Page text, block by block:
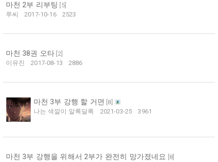
마천 2부 리부팅 5]
루씨
2017-10-16 2523
마천 38권 오타 2]
이유진
2017-08-13 2886
마천 3부 강행 할 거면 8
나는 색깔이 알록달록
2021-03-25 3961
마천 3부 강행을 위해서 2부가 완전히 망가졌네요 8